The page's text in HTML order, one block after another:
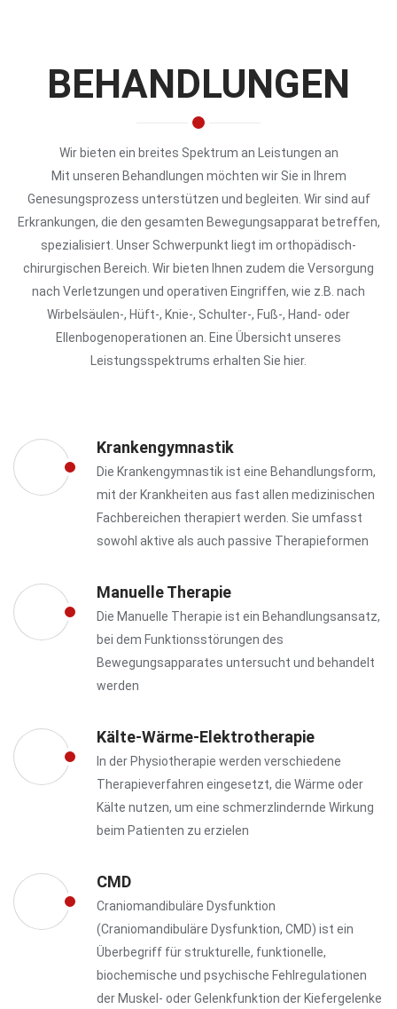
BEHANDLUNGEN
Wir bieten ein breites Spektrum an Leistungen an
Mit unseren Behandlungen möchten wir Sie in Ihrem
Genesungsprozess unterstützen und begleiten. Wir sind auf
Erkrankungen, die den gesamten Bewegungsapparat betreffen,
spezialisiert. Unser Schwerpunkt liegt im orthopädisch-
chirurgischen Bereich. Wir bieten Ihnen zudem die Versorgung
nach Verletzungen und operativen Eingriffen, wie z.B. nach
Wirbelsäulen-, Hüft-, Knie-, Schulter-, Fuß-, Hand- oder
Ellenbogenoperationen an. Eine Übersicht unseres
Leistungsspektrums erhalten Sie hier.
Krankengymnastik
Die Krankengymnastik ist eine Behandlungsform,
mit der Krankheiten aus fast allen medizinischen
Fachbereichen therapiert werden. Sie umfasst
sowohl aktive als auch passive Therapieformen
Manuelle Therapie
Die Manuelle Therapie ist ein Behandlungsansatz,
bei dem Funktionsstörungen des
Bewegungsapparates untersucht und behandelt
werden
Kälte-Wärme-Elektrotherapie
In der Physiotherapie werden verschiedene
Therapieverfahren eingesetzt, die Wärme oder
Kälte nutzen, um eine schmerzlindernde Wirkung
beim Patienten zu erzielen
CMD
Craniomandibuläre Dysfunktion
(Craniomandibuläre Dysfunktion, CMD) ist ein
Überbegriff für strukturelle, funktionelle,
biochemische und psychische Fehlregulationen
der Muskel- oder Gelenkfunktion der Kiefergelenke